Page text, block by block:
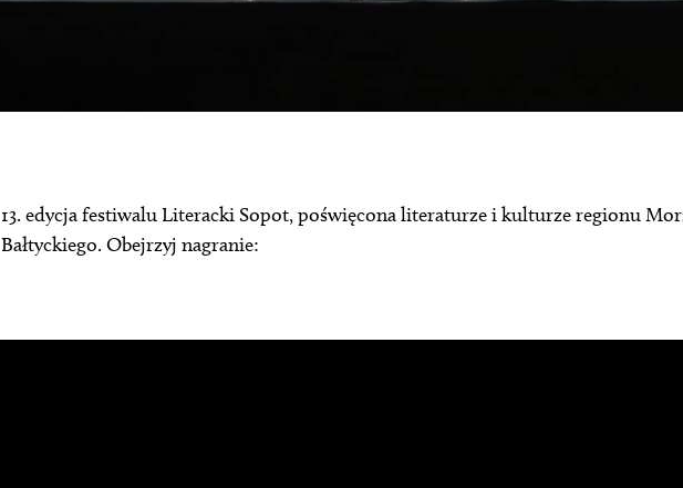
13. edycja festiwalu Literacki Sopot, poświęcona literaturze i kulturze regionu
Bałtyckiego. Obejrzyj nagranie: